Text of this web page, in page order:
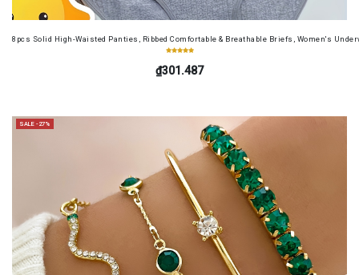
8pcs Solid High-Waisted Panties, Ribbed Comfortable & Breathable Briefs, Women's
₫301.487
SALE -27%